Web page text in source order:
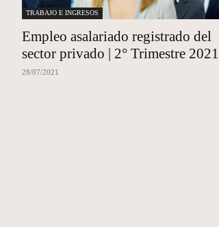
TRABAJO E INGRESOS
Empleo asalariado registrado del
sector privado | 2° Trimestre 2021
28/07/2021